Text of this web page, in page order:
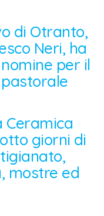
di Otranto,
Neri, ha
per il
Ceramica
giorni di
mostre ed